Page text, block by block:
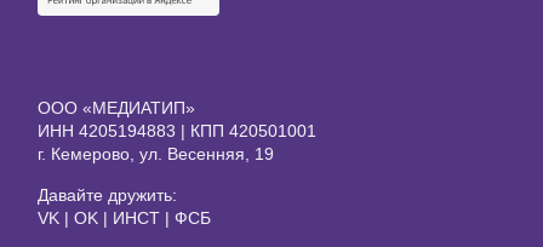
ООО «МЕДИАТИП»
ИНН 4205194883 | КПП 420501001
г. Кемерово, ул. Весенняя, 19
Давайте дружить:
VK |OK | ИНСТ |ФСБ